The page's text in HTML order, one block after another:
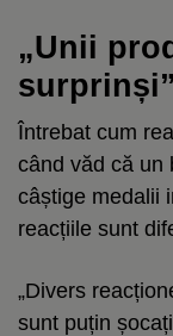
„Unii
surprinși”
Întrebat cum
când văd că un
câștige medalii
reacțiile sunt
„Divers
sunt puțin